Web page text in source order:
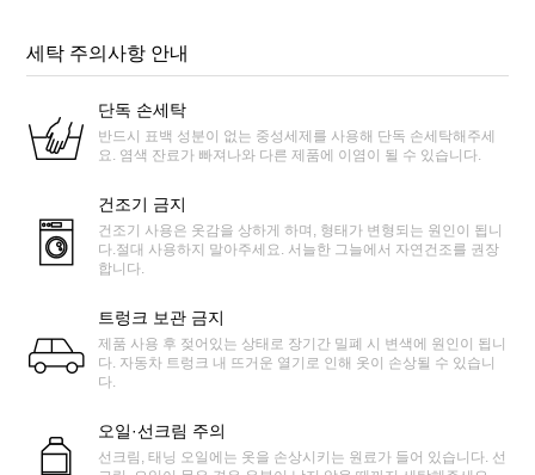
세탁 주의사항 안내
단독 손세탁
반드시 표백 성분이 없는 중성세제를 사용해 단독 손세탁해주세
요. 염색 잔료가 빠져나와 다른 제품에 이염이 될 수 있습니다.
건조기 금지
건조기 사용은 옷감을 상하게 하며, 형태가 변형되는 원인이 됩니
다.절대 사용하지 말아주세요. 서늘한 그늘에서 자연건조를 권장
합니다.
트렁크 보관 금지
제품 사용 후 젖어있는 상태로 장기간 밀폐 시 변색에 원인이 됩니
다. 자동차 트렁크 내 뜨거운 열기로 인해 옷이 손상될 수 있습니
다.
오일·선크림 주의
선크림, 태닝 오일에는 옷을 손상시키는 원료가 들어 있습니다. 선